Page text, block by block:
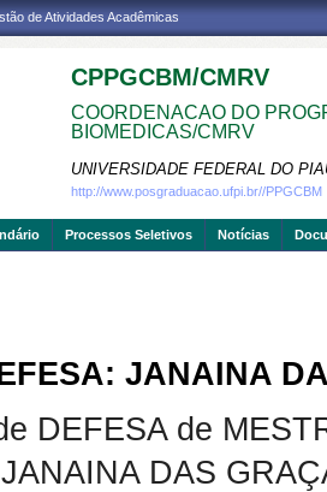
de Atividades Acadêmicas
CPPGCBM/CMRV
COORDENACAO DO
BIOMEDICAS/CMRV
UNIVERSIDADE FEDERAL DO
http://www.posgraduacao.ufpi.br//PPGCBM
Processos Seletivos Notícias
JANAINA
DEFESA de
DAS